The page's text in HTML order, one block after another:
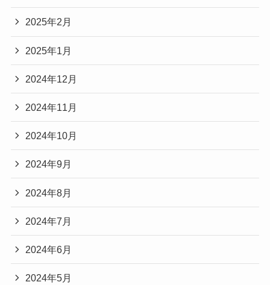
2025年2月
2025年1月
2024年12月
2024年11月
2024年10月
2024年9月
2024年8月
2024年7月
2024年6月
2024年5月